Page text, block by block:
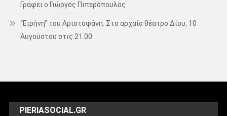
Γράφει ο Γιώργος Πιπερόπουλος
“Ειρήνη” του Αριστοφάνη: Στο αρχαίο θέατρο Δίου, 10
Αυγούστου στις 21.00
PIERIASOCIAL.GR